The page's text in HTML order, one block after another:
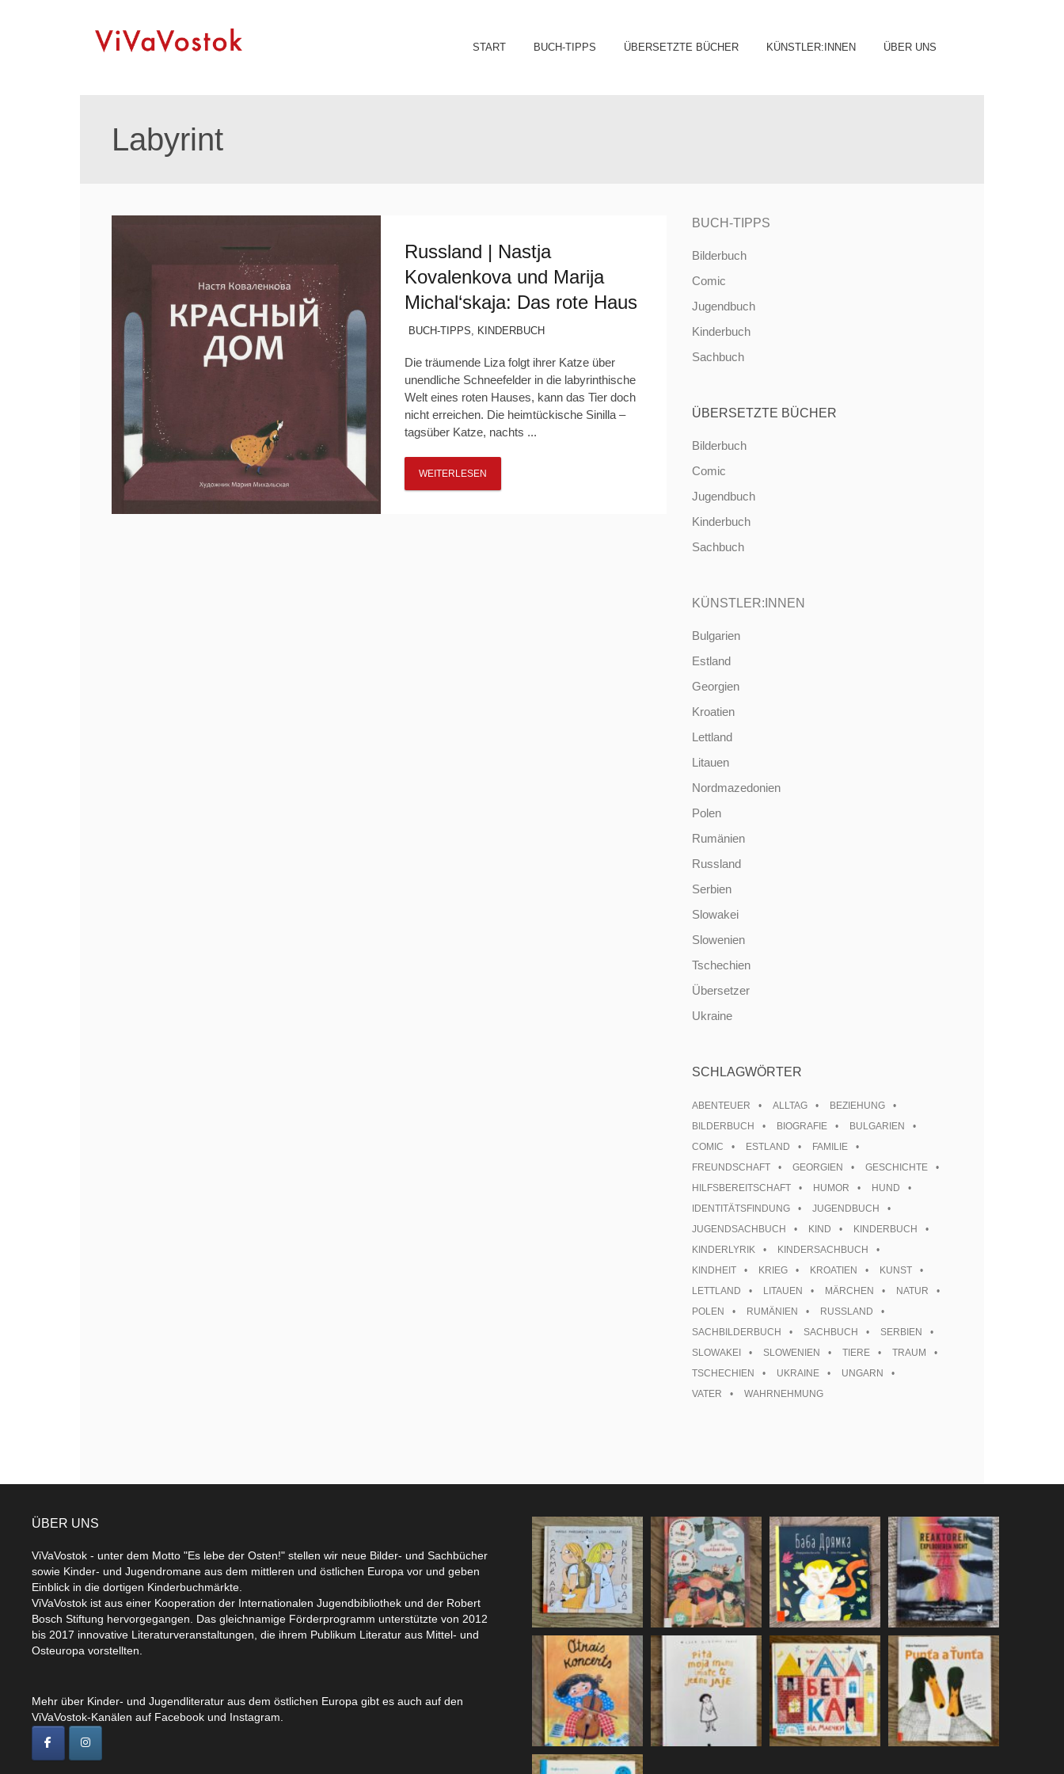
Skip
START BUCH-TIPPS ÜBERSETZTE BÜCHER KÜNSTLER:INNEN ÜBER UNS
Labyrint
Russland | Nastja
Kovalenkova und Marija
Michal‘skaja: Das rote Haus
BUCH-TIPPS, KINDERBUCH
Die träumende Liza folgt ihrer Katze über
unendliche Schneefelder in die labyrinthische
Welt eines roten Hauses, kann das Tier doch
nicht erreichen. Die heimtückische Sinilla –
tagsüber Katze, nachts ...
WEITERLESEN
BUCH-TIPPS
Bilderbuch
Comic
Jugendbuch
Kinderbuch
Sachbuch
ÜBERSETZTE BÜCHER
Bilderbuch
Comic
Jugendbuch
Kinderbuch
Sachbuch
KÜNSTLER:INNEN
Bulgarien
Estland
Georgien
Kroatien
Lettland
Litauen
Nordmazedonien
Polen
Rumänien
Russland
Serbien
Slowakei
Slowenien
Tschechien
Übersetzer
Ukraine
SCHLAGWÖRTER
ABENTEUER ALLTAG
BEZIEHUNG
BILDERBUCH
BIOGRAFIE
BULGARIEN
COMIC
ESTLAND
FAMILIE
FREUNDSCHAFT
GEORGIEN
GESCHICHTE
HILFSBEREITSCHAFT
HUMOR
HUND
IDENTITÄTSFINDUNG
JUGENDBUCH
JUGENDSACHBUCH
KIND
KINDERBUCH
KINDERLYRIK
KINDERSACHBUCH
KINDHEIT
KRIEG KROATIEN
KUNST
LETTLAND
LITAUEN MÄRCHEN
NATUR
POLEN
RUMÄNIEN
RUSSLAND
SACHBILDERBUCH
SACHBUCH
SERBIEN
SLOWAKEI
SLOWENIEN TIERE
TRAUM
TSCHECHIEN
UKRAINE
UNGARN
VATER
WAHRNEHMUNG
ÜBER UNS
ViVaVostok - unter dem Motto "Es lebe der Osten!" stellen wir neue Bilder- und Sachbücher
sowie Kinder- und Jugendromane aus dem mittleren und östlichen Europa vor und geben
Einblick in die dortigen Kinderbuchmärkte.
ViVaVostok ist aus einer Kooperation der Internationalen Jugendbibliothek und der Robert
Bosch Stiftung hervorgegangen. Das gleichnamige Förderprogramm unterstützte von 2012
bis 2017 innovative Literaturveranstaltungen, die ihrem Publikum Literatur aus Mittel- und
Osteuropa vorstellten.
Mehr über Kinder- und Jugendliteratur aus dem östlichen Europa gibt es auch auf den
ViVaVostok-Kanälen auf Facebook und Instagram.